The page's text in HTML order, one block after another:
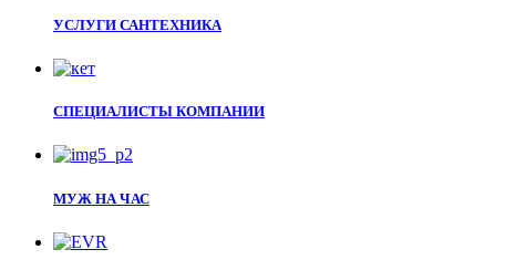
УСЛУГИ САНТЕХНИКА
СПЕЦИАЛИСТЫ КОМПАНИИ
МУЖ НА ЧАС